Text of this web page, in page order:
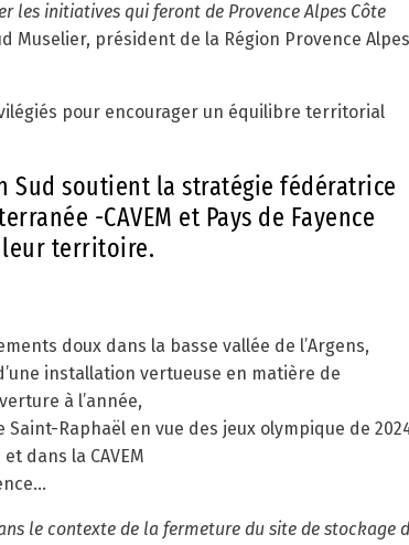
initiatives qui feront de Provence Alpes Côte
Muselier, président de la Région Provence Alpes
pour encourager un équilibre territorial
Sud soutient la stratégie fédératrice
-CAVEM et Pays de Fayence
leur territoire.
doux dans la basse vallée de l’Argens,
installation vertueuse en matière de
à l’année,
Raphaël en vue des jeux olympique de
dans la CAVEM
le contexte de la fermeture du site de stockage